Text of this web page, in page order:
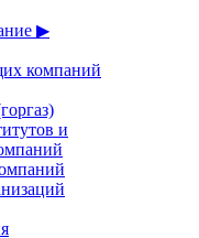
▶
компаний
и